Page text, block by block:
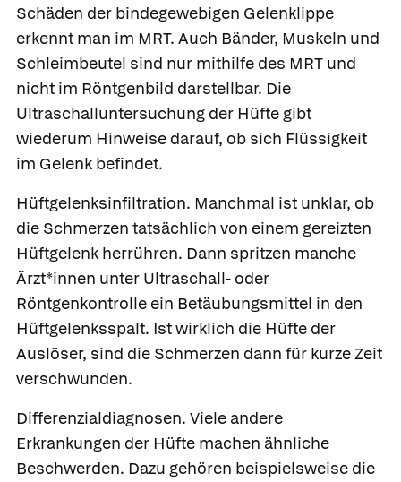
Schäden der bindegewebigen Gelenklippe
erkennt man im MRT. Auch Bänder, Muskeln und
Schleimbeutel sind nur mithilfe des MRT und
nicht im Röntgenbild darstellbar. Die
Ultraschalluntersuchung der Hüfte gibt
wiederum Hinweise darauf, ob sich Flüssigkeit
im Gelenk befindet.
Hüftgelenksinfiltration. Manchmal ist unklar, ob
die Schmerzen tatsächlich von einem gereizten
Hüftgelenk herrühren. Dann spritzen manche
Ärzt*innen unter Ultraschall- oder
Röntgenkontrolle ein Betäubungsmittel in den
Hüftgelenksspalt. Ist wirklich die Hüfte der
Auslöser, sind die Schmerzen dann für kurze Zeit
verschwunden.
Differenzialdiagnosen. Viele andere
Erkrankungen der Hüfte machen ähnliche
Beschwerden. Dazu gehören beispielsweise die